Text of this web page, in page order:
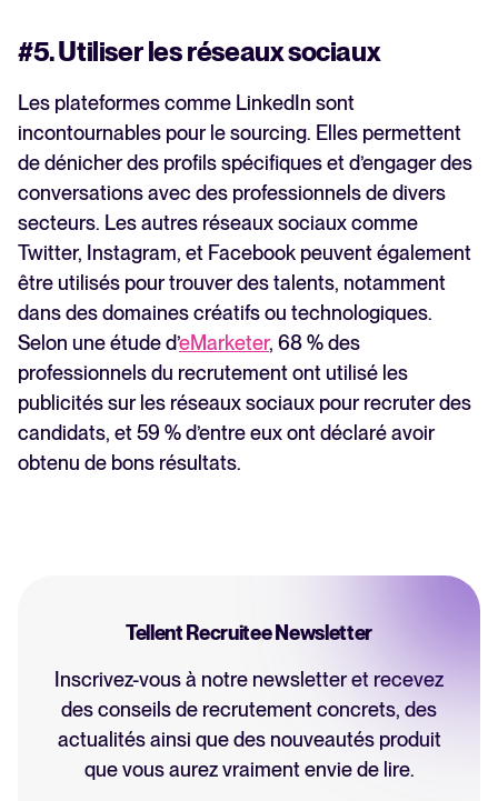
#5. Utiliser les réseaux sociaux
Les plateformes comme LinkedIn sont
incontournables pour le sourcing. Elles permettent
de dénicher des profils spécifiques et d’engager des
conversations avec des professionnels de divers
secteurs. Les autres réseaux sociaux comme
Twitter, Instagram, et Facebook peuvent également
être utilisés pour trouver des talents, notamment
dans des domaines créatifs ou technologiques.
Selon une étude d’eMarketer, 68 % des
professionnels du recrutement ont utilisé les
publicités sur les réseaux sociaux pour recruter des
candidats, et 59 % d’entre eux ont déclaré avoir
obtenu de bons résultats.
Tellent Recruitee Newsletter
Inscrivez-vous à notre newsletter et recevez
des conseils de recrutement concrets, des
actualités ainsi que des nouveautés produit
que vous aurez vraiment envie de lire.